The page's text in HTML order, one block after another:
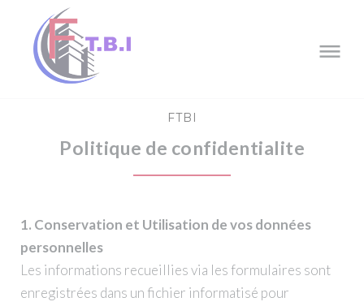
content
FTBI
Politique de confidentialite
1. Conservation et Utilisation de vos données
personnelles
Les informations recueillies via les formulaires sont
enregistrées dans un fichier informatisé pour